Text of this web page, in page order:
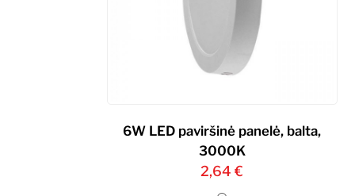
6W LED paviršinė panelė, balta,
3000K
2,64€